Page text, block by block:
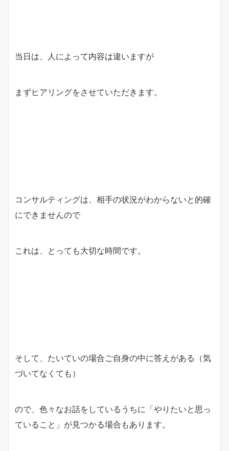
当日は、人によって内容は違いますが
まずヒアリングをさせていただきます。
コンサルティングは、相手の状況がわからないと的確
にできませんので
これは、とっても大切な時間です。
そして、たいていの場合ご自身の中に答えがある（気
づいてなくても）
ので、色々なお話をしているうちに「やりたいと思っ
ていること」が見つかる場合もあります。